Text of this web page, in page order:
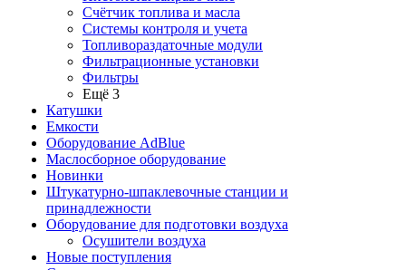
Счётчик топлива и масла
Системы контроля и учета
Топливораздаточные модули
Фильтрационные установки
Фильтры
Ещё 3
Катушки
Емкости
Оборудование AdBlue
Маслосборное оборудование
Новинки
Штукатурно-шпаклевочные станции и
принадлежности
Оборудование для подготовки воздуха
Осушители воздуха
Новые поступления